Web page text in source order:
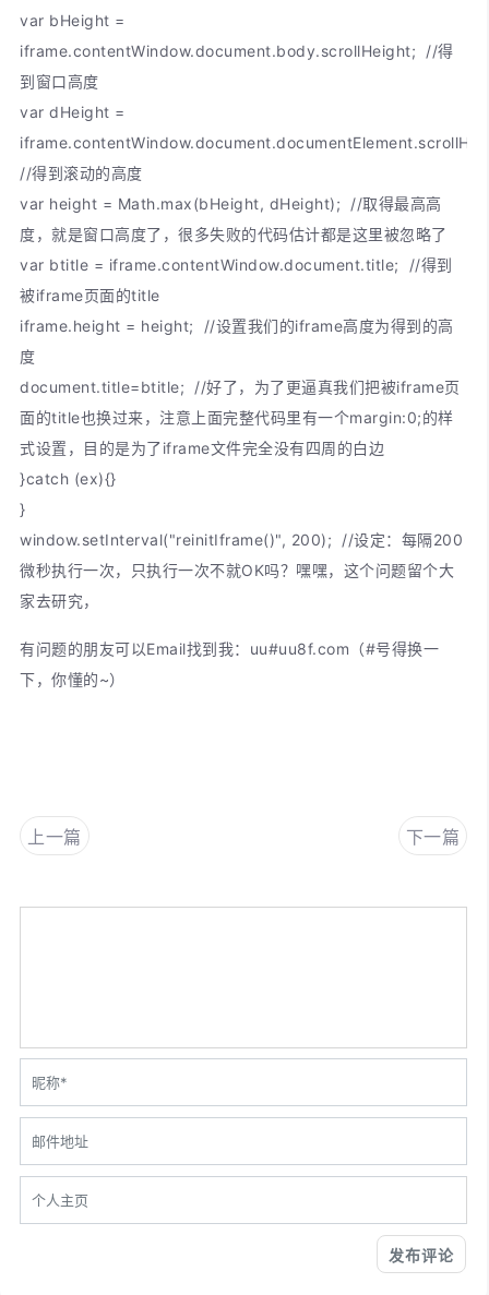
var bHeight =
iframe.contentWindow.document.body.scrollHeight; //得
到窗口高度
var dHeight =
//得到滚动的高度
var height = Math.max(bHeight, dHeight); //取得最高高
度，就是窗口高度了，很多失败的代码估计都是这里被忽略了
var btitle = iframe.contentWindow.document.title; //得到
被iframe页面的title
iframe.height = height; //设置我们的iframe高度为得到的高
度
document.title=btitle; //好了，为了更逼真我们把被iframe页
面的title也换过来，注意上面完整代码里有一个margin:0;的样
式设置，目的是为了iframe文件完全没有四周的白边
}catch (ex){}
}
window.setInterval("reinitIframe()", 200); //设定：每隔200
微秒执行一次，只执行一次不就OK吗？嘿嘿，这个问题留个大
家去研究，
有问题的朋友可以Email找到我：uu#uu8f.com（#号得换一
下，你懂的~）
上一篇 下一篇